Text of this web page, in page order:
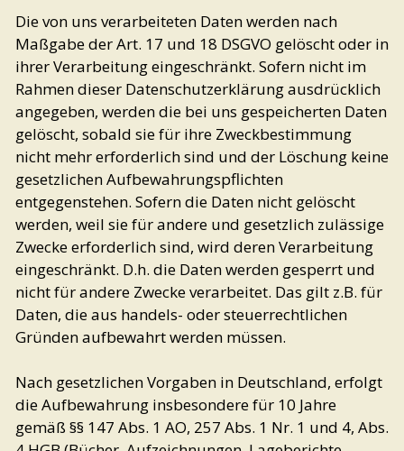
Die von uns verarbeiteten Daten werden nach
Maßgabe der Art. 17 und 18 DSGVO gelöscht oder in
ihrer Verarbeitung eingeschränkt. Sofern nicht im
Rahmen dieser Datenschutzerklärung ausdrücklich
angegeben, werden die bei uns gespeicherten Daten
gelöscht, sobald sie für ihre Zweckbestimmung
nicht mehr erforderlich sind und der Löschung keine
gesetzlichen Aufbewahrungspflichten
entgegenstehen. Sofern die Daten nicht gelöscht
werden, weil sie für andere und gesetzlich zulässige
Zwecke erforderlich sind, wird deren Verarbeitung
eingeschränkt. D.h. die Daten werden gesperrt und
nicht für andere Zwecke verarbeitet. Das gilt z.B. für
Daten, die aus handels- oder steuerrechtlichen
Gründen aufbewahrt werden müssen.
Nach gesetzlichen Vorgaben in Deutschland, erfolgt
die Aufbewahrung insbesondere für 10 Jahre
gemäß §§ 147 Abs. 1 AO, 257 Abs. 1 Nr. 1 und 4, Abs.